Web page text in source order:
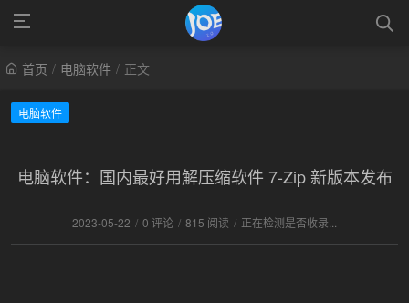
首页 / 电脑软件 / 正文
电脑软件
电脑软件：国内最好用解压缩软件 7-Zip 新版本发布
2023-05-22 / 0 评论 / 815 阅读 / 正在检测是否收录...